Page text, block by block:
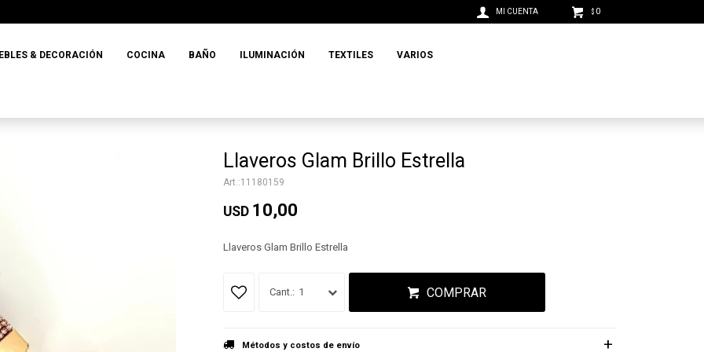
& DECORACIÓN COCINA BAÑO ILUMINACIÓN TEXTILES VARIOS
$ 0
Llaveros Glam Brillo Estrella
11180159
USD 10,00
Llaveros Glam Brillo Estrella
1 COMPRAR
Métodos y costos de envío